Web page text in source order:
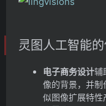
灵图人工智能
电子商务设计辅
像的背景，并制
似图像扩展特性